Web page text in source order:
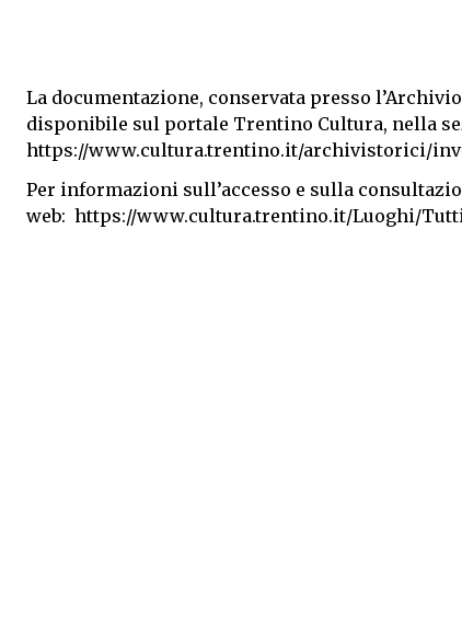
La documentazione, conservata presso
disponibile sul portale Trentino Cultura, nella
https://www.cultura.trentino.it/archivistorici/
Per informazioni sull’accesso e sulla
web: https://www.cultura.trentino.it/Luoghi/